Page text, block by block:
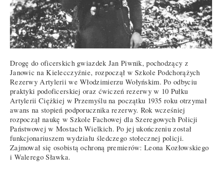
Drogę do oficerskich gwiazdek Jan Piwnik, pochodzący z
Janowic na Kielecczyźnie, rozpoczął w Szkole Podchorążych
Rezerwy Artylerii we Włodzimierzu Wołyńskim. Po odbyciu
praktyki podoficerskiej oraz ćwiczeń rezerwy w 10 Pułku
Artylerii Ciężkiej w Przemyślu na początku 1935 roku otrzymał
awans na stopień podporucznika rezerwy. Rok wcześniej
rozpoczął naukę w Szkole Fachowej dla Szeregowych Policji
Państwowej w Mostach Wielkich. Po jej ukończeniu został
funkcjonariuszem wydziału śledczego stołecznej policji.
Zajmował się osobistą ochroną premierów: Leona Kozłowskiego
i Walerego Sławka.